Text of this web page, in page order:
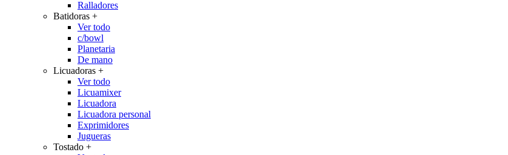
Ralladores
Batidoras +
Ver todo
c/bowl
Planetaria
De mano
Licuadoras +
Ver todo
Licuamixer
Licuadora
Licuadora personal
Exprimidores
Jugueras
Tostado +